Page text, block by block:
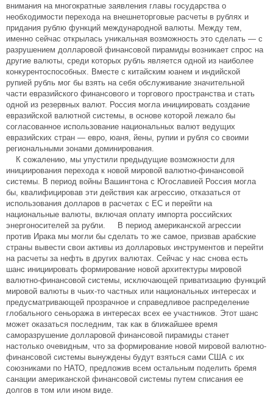
внимания на многократные заявления главы государства о
необходимости перехода на внешнеторговые расчеты в рублях и
придания рублю функций международной валюты. Между тем,
именно сейчас открылась уникальная возможность это сделать — с
разрушением долларовой финансовой пирамиды возникает спрос на
другие валюты, среди которых рубль является одной из наиболее
конкурентоспособных. Вместе с китайским юанем и индийской
рупией рубль мог бы взять на себя обслуживание значительной
части евразийского финансового и торгового пространства и стать
одной из резервных валют. Россия могла инициировать создание
евразийской валютной системы, в основе которой лежало бы
согласованное использование национальных валют ведущих
евразийских стран — евро, юаня, йены, рупии и рубля со своими
региональными зонами доминирования.
К сожалению, мы упустили предыдущие возможности для
инициирования перехода к новой мировой валютно-финансовой
системы. В период войны Вашингтона с Югославией Россия могла
бы, квалифицировав эти действия как агрессию, отказаться от
использования долларов в расчетах с ЕС и перейти на
национальные валюты, включая оплату импорта российских
энергоносителей за рубли. В период американской агрессии
против Ирака мы могли бы сделать то же самое, призвав арабские
страны вывести свои активы из долларовых инструментов и перейти
на расчеты за нефть в других валютах. Сейчас у нас снова есть
шанс инициировать формирование новой архитектуры мировой
валютно-финансовой системы, исключающей приватизацию функций
мировой валюты в чьих-то частных или национальных интересах и
предусматривающей прозрачное и справедливое распределение
глобального сеньоража в интересах всех ее участников. Этот шанс
может оказаться последним, так как в ближайшее время
саморазрушение долларовой финансовой пирамиды станет
настолько очевидным, что за формирование новой мировой валютно-
финансовой системы вынуждены будут взяться сами США с их
союзниками по НАТО, предложив всем остальным поделить бремя
санации американской финансовой системы путем списания ее
долгов в том или ином виде.